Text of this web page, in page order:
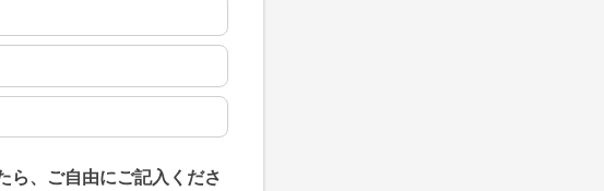
ら、ご自由にご記入くださ